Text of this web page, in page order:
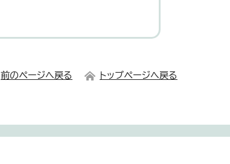
前のページへ戻る トップページへ戻る